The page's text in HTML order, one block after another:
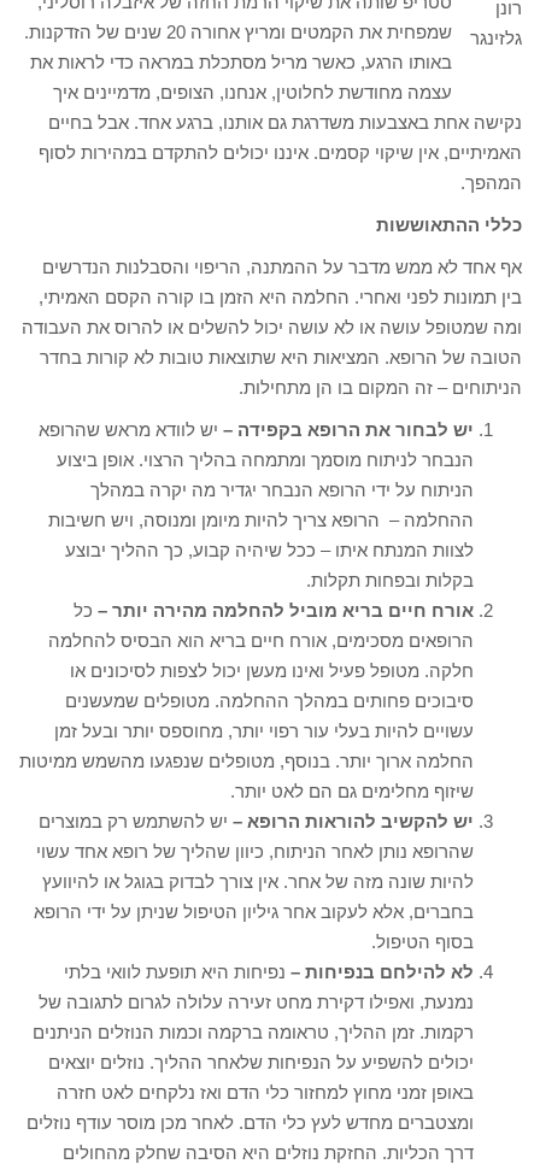
רונן
גלזינגר
שמפחית את הקמטים ומריץ אחורה 20 שנים של הזדקנות.
באותו הרגע, כאשר מריל מסתכלת במראה כדי לראות את
עצמה מחודשת לחלוטין, אנחנו, הצופים, מדמיינים איך
נקישה אחת באצבעות משדרגת גם אותנו, ברגע אחד. אבל בחיים
האמיתיים, אין שיקוי קסמים. איננו יכולים להתקדם במהירות לסוף
המהפך.
כללי ההתאוששות
אף אחד לא ממש מדבר על ההמתנה, הריפוי והסבלנות הנדרשים
בין תמונות לפני ואחרי. החלמה היא הזמן בו קורה הקסם האמיתי,
ומה שמטופל עושה או לא עושה יכול להשלים או להרוס את העבודה
הטובה של הרופא. המציאות היא שתוצאות טובות לא קורות בחדר
הניתוחים – זה המקום בו הן מתחילות.
יש לבחור את הרופא בקפידה – יש לוודא מראש שהרופא
הנבחר לניתוח מוסמך ומתמחה בהליך הרצוי. אופן ביצוע
הניתוח על ידי הרופא הנבחר יגדיר מה יקרה במהלך
ההחלמה – הרופא צריך להיות מיומן ומנוסה, ויש חשיבות
לצוות המנתח איתו – ככל שיהיה קבוע, כך ההליך יבוצע
בקלות ובפחות תקלות.
אורח חיים בריא מוביל להחלמה מהירה יותר – כל
הרופאים מסכימים, אורח חיים בריא הוא הבסיס להחלמה
חלקה. מטופל פעיל ואינו מעשן יכול לצפות לסיכונים או
סיבוכים פחותים במהלך ההחלמה. מטופלים שמעשנים
עשויים להיות בעלי עור רפוי יותר, מחוספס יותר ובעל זמן
החלמה ארוך יותר. בנוסף, מטופלים שנפגעו מהשמש ממיטות
שיזוף מחלימים גם הם לאט יותר.
יש להקשיב להוראות הרופא – יש להשתמש רק במוצרים
שהרופא נותן לאחר הניתוח, כיוון שהליך של רופא אחד עשוי
להיות שונה מזה של אחר. אין צורך לבדוק בגוגל או להיוועץ
בחברים, אלא לעקוב אחר גיליון הטיפול שניתן על ידי הרופא
בסוף הטיפול.
לא להילחם בנפיחות – נפיחות היא תופעת לוואי בלתי
נמנעת, ואפילו דקירת מחט זעירה עלולה לגרום לתגובה של
רקמות. זמן ההליך, טראומה ברקמה וכמות הנוזלים הניתנים
יכולים להשפיע על הנפיחות שלאחר ההליך. נוזלים יוצאים
באופן זמני מחוץ למחזור כלי הדם ואז נלקחים לאט חזרה
ומצטברים מחדש לעץ כלי הדם. לאחר מכן מוסר עודף נוזלים
דרך הכליות. החזקת נוזלים היא הסיבה שחלק מהחולים